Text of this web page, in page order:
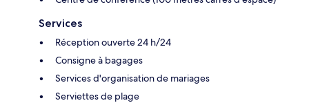
Services
Réception ouverte 24 h/24
Consigne à bagages
Services d'organisation de mariages
Serviettes de plage